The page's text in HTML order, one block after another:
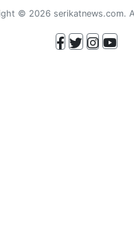
© 2026 serikatnews.com.